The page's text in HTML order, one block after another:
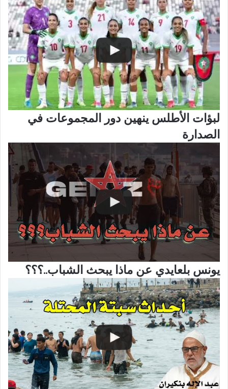
لبؤات الأطلس ينهين دور المجموعات في
الصدارة
يونس بلعايدي عن ماذا يبحث الشباب..؟؟؟